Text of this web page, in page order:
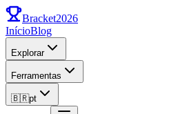
Bracket2026
InícioBlog
Explorar
Ferramentas
🇧🇷pt